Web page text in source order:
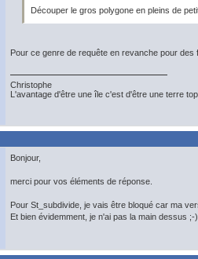
Découper le gros polygone en pleins de
Pour ce genre de requête en revanche pour
Christophe
L'avantage d'être une île c'est d'être une terre
Bonjour,
merci pour vos éléments de réponse.
Pour St_subdivide, je vais être bloqué car ma
Et bien évidemment, je n'ai pas la main dessus ;-)